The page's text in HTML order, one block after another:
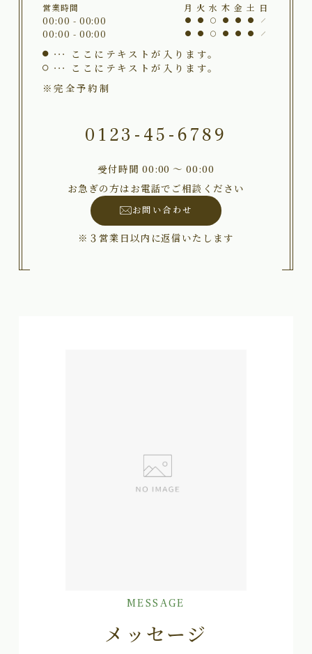
営業時間 月 火 水 木 金 土 日
00:00 - 00:00
00:00 - 00:00
ここにテキストが入ります。
ここにテキストが入ります。
※完全予約制
0123-45-6789
受付時間 00:00 〜 00:00
お急ぎの方はお電話でご相談ください
お問い合わせ
※３営業日以内に返信いたします
MESSAGE
メッセージ